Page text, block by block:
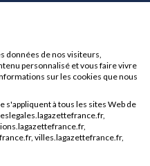
données de nos visiteurs,
personnalisé et vous faire vivre
sur les cookies que nous
à tous les sites Web de
villes.lagazettefrance.fr,